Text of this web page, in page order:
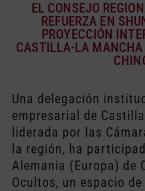
EL CONSEJO
REFUERZA EN
PROYECCIÓN
CASTILLA-LA MANCHA
Una delegación
empresarial de
liderada por las
la región, ha
Alemania (Europa) de
Ocultos, un espacio